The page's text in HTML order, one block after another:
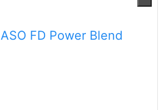
FD Power Blend